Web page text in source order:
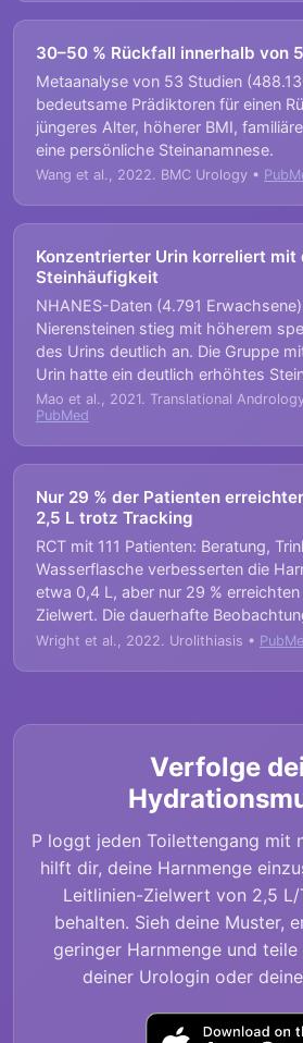
30–50 % Rückfall innerhalb von
Metaanalyse von 53 Studien
bedeutsame Prädiktoren für einen
jüngeres Alter, höherer BMI,
eine persönliche Steinanamnese.
Wang et al., 2022. BMC Urology •
Konzentrierter Urin korreliert mit
Steinhäufigkeit
NHANES-Daten (4.791
Nierensteinen stieg mit höherem
des Urins deutlich an. Die Gruppe
Urin hatte ein deutlich erhöhtes
Mao et al., 2021. Translational
PubMed
Nur 29 % der Patienten
2,5 L trotz Tracking
RCT mit 111 Patienten: Beratung,
Wasserflasche verbesserten die
etwa 0,4 L, aber nur 29 %
Zielwert. Die dauerhafte
Wright et al., 2022. Urolithiasis •
Verfolge
P loggt jeden Toilettengang mit
hilft dir, deine Harnmenge
Leitlinien-Zielwert von 2,5
behalten. Sieh deine Muster,
geringer Harnmenge und
deiner Urologin oder